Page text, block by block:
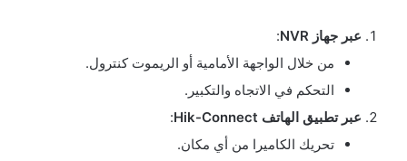
عبر جهاز NVR
:
من خلال الواجهة الأمامية أو الريموت كنترول.
التحكم في الاتجاه والتكبير.
عبر تطبيق الهاتف Hik-Connect
:
تحريك الكاميرا من أي مكان.